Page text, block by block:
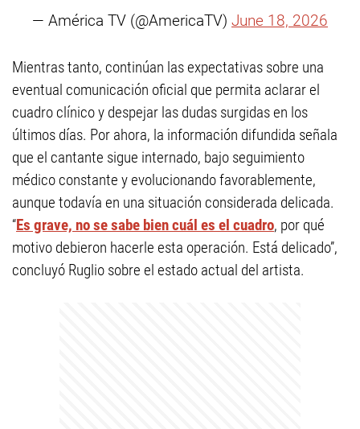
— América TV (@AmericaTV) June 18, 2026
Mientras tanto, continúan las expectativas sobre una
eventual comunicación oficial que permita aclarar el
cuadro clínico y despejar las dudas surgidas en los
últimos días. Por ahora, la información difundida señala
que el cantante sigue internado, bajo seguimiento
médico constante y evolucionando favorablemente,
aunque todavía en una situación considerada delicada.
“Es grave, no se sabe bien cuál es el cuadro, por qué
motivo debieron hacerle esta operación. Está delicado”,
concluyó Ruglio sobre el estado actual del artista.